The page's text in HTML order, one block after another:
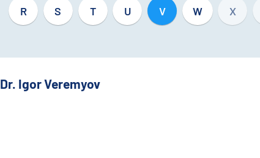
R S T U V W X
Dr. Igor Veremyov